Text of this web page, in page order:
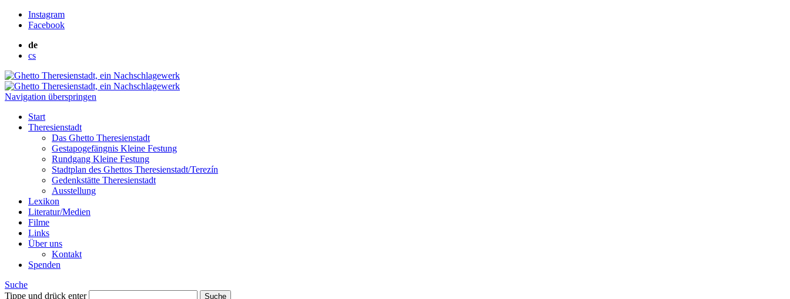
Instagram
Facebook
de
cs
Navigation überspringen
Start
Theresienstadt
Das Ghetto Theresienstadt
Gestapogefängnis Kleine Festung
Rundgang Kleine Festung
Stadtplan des Ghettos Theresienstadt/Terezín
Gedenkstätte Theresienstadt
Ausstellung
Lexikon
Literatur/Medien
Filme
Links
Über uns
Kontakt
Spenden
Suche
Tippe und drück enter
Suche